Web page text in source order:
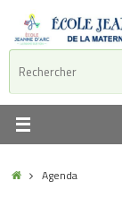
Agenda